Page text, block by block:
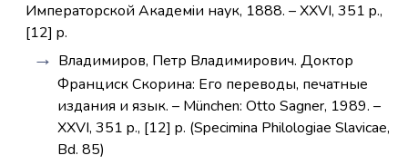
Императорской Академiи наук, 1888. – XXVI, 351 p.,
[12] p.
Владимиров, Петр Владимирович. Доктор
Франциск Скорина: Его переводы, печатные
издания и язык. – München: Otto Sagner, 1989. –
XXVI, 351 p., [12] p. (Specimina Philologiae Slavicae,
Bd. 85)